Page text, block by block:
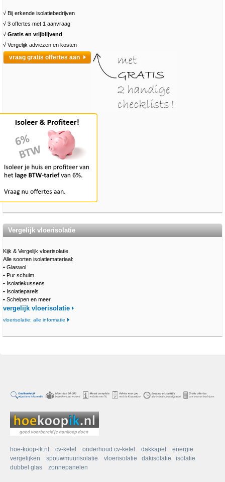
√ Bij erkende isolatiebedrijven
√ 3 offertes met 1 aanvraag
√ Gratis en vrijblijvend
√ Vergelijk adviezen en kosten
vraag gratis offertes aan
Vergelijk vloerisolatie
Kijk & Vergelijk vloerisolatie.
Alle soorten isolatiemateriaal:
• Glaswol
• Pur schuim
• Isolatiekussens
• Isolatieparels
• Schelpen en meer
vergelijk vloerisolatie
vloerisolatie: alle informatie
hoe-koop-ik.nl cv-ketel onderhoud cv-ketel dakkapel
energie
vergelijken
spouwmuurisolatie vloerisolatie dakisolatie
isolatie
dubbel glas
zonnepanelen